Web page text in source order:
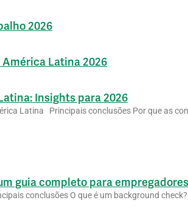
2026
América Latina 2026
Insights para 2026
Latina Principais conclusões Por que as
guia completo para empregadores
conclusões O que é um background